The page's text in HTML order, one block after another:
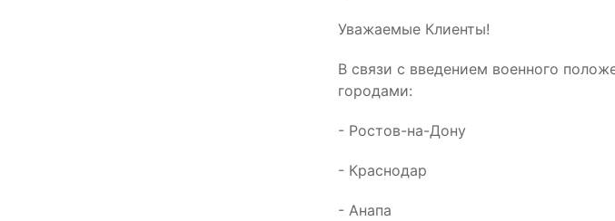
Уважаемые Клиенты!
В связи с введением военного
городами:
- Ростов-на-Дону
- Краснодар
- Анапа